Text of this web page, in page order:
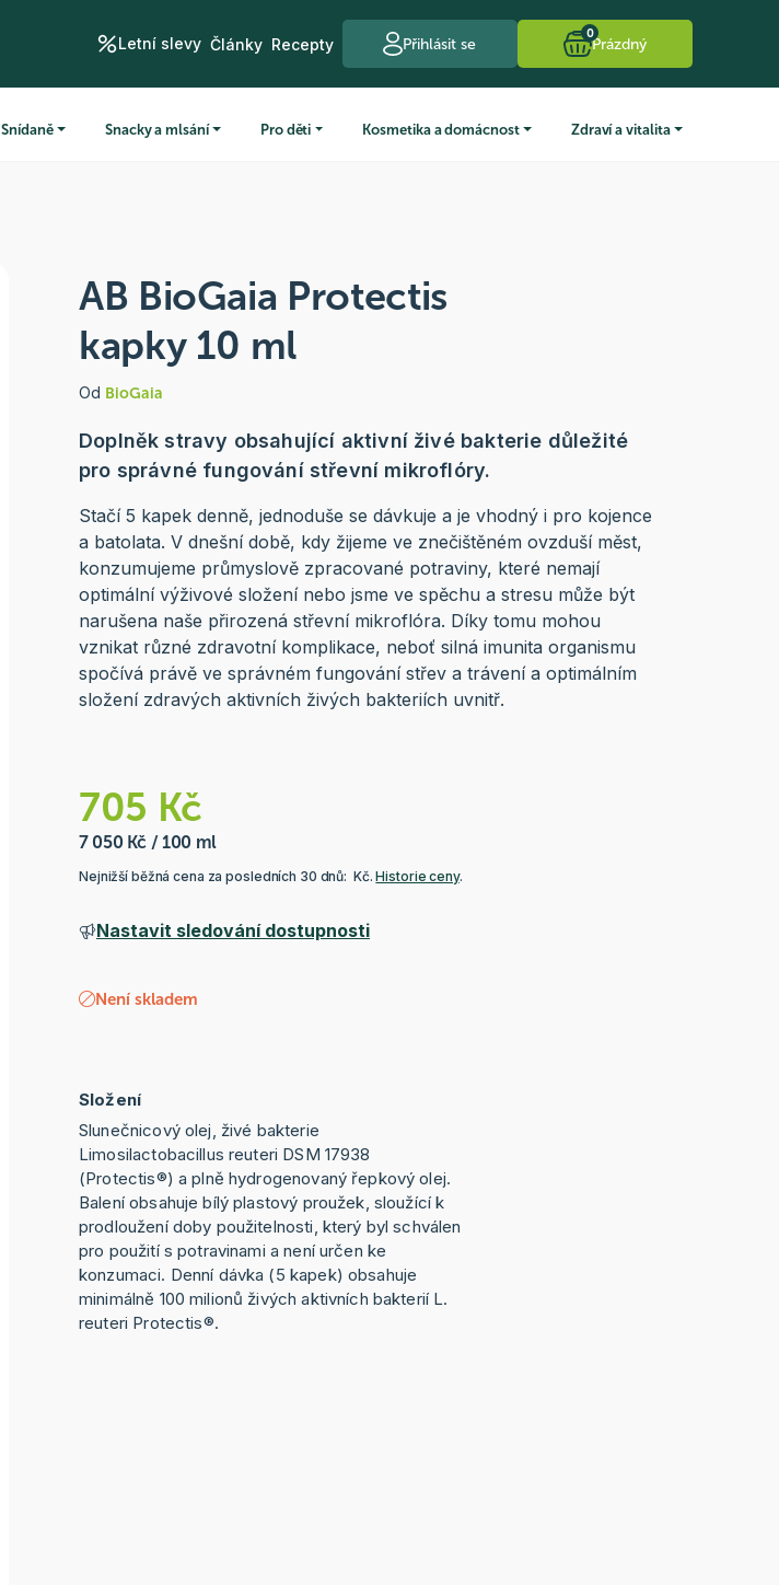
Letní slevy Články Recepty Přihlásit se
0
Prázdný
Snídaně Snacky a mlsání Pro děti Kosmetika a domácnost Zdraví a vitalita
AB BioGaia Protectis
kapky 10 ml
Od BioGaia
Doplněk stravy obsahující aktivní živé bakterie důležité
pro správné fungování střevní mikroflóry.
Stačí 5 kapek denně, jednoduše se dávkuje a je vhodný i pro kojence
a batolata. V dnešní době, kdy žijeme ve znečištěném ovzduší měst,
konzumujeme průmyslově zpracované potraviny, které nemají
optimální výživové složení nebo jsme ve spěchu a stresu může být
narušena naše přirozená střevní mikroflóra. Díky tomu mohou
vznikat různé zdravotní komplikace, neboť silná imunita organismu
spočívá právě ve správném fungování střev a trávení a optimálním
složení zdravých aktivních živých bakteriích uvnitř.
705 Kč
7 050 Kč / 100 ml
Nejnižší běžná cena za posledních 30 dnů: Kč.Historie ceny.
Nastavit sledování dostupnosti
Není skladem
Složení
Slunečnicový olej, živé bakterie
Limosilactobacillus reuteri DSM 17938
(Protectis®) a plně hydrogenovaný řepkový olej.
Balení obsahuje bílý plastový proužek, sloužící k
prodloužení doby použitelnosti, který byl schválen
pro použití s potravinami a není určen ke
konzumaci. Denní dávka (5 kapek) obsahuje
minimálně 100 milionů živých aktivních bakterií L.
reuteri Protectis®.